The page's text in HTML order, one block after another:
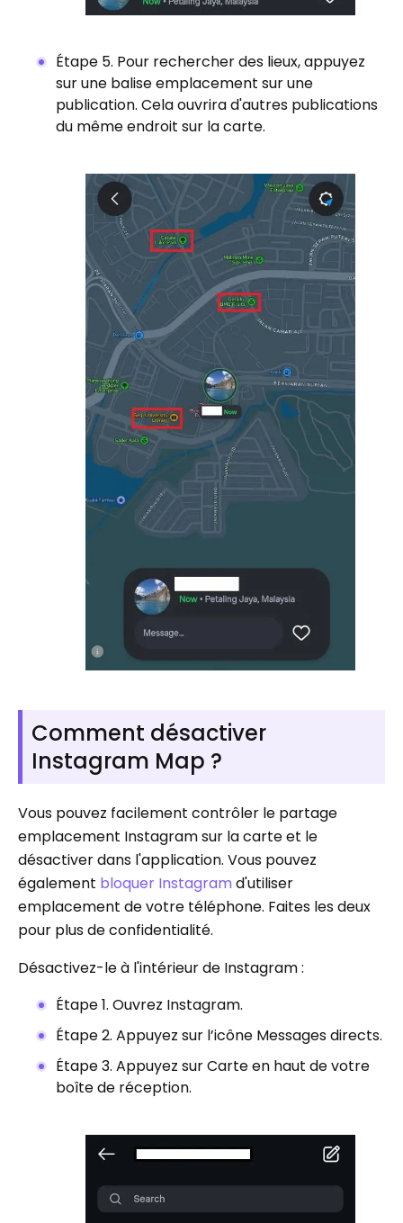
Étape 5. Pour rechercher des lieux, appuyez
sur une balise emplacement sur une
publication. Cela ouvrira d'autres publications
du même endroit sur la carte.
Comment désactiver
Instagram Map ?
Vous pouvez facilement contrôler le partage
emplacement Instagram sur la carte et le
désactiver dans l'application. Vous pouvez
également bloquer Instagram d'utiliser
emplacement de votre téléphone. Faites les deux
pour plus de confidentialité.
Désactivez-le à l'intérieur de Instagram :
Étape 1. Ouvrez Instagram.
Étape 2. Appuyez sur l’icône Messages directs.
Étape 3. Appuyez sur Carte en haut de votre
boîte de réception.